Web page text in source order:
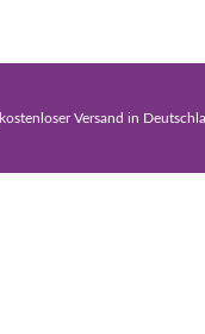
kostenloser Versand in